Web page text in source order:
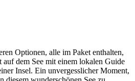
Optionen, alle im Paket enthalten,
dem See mit einem lokalen Guide
Insel. Ein unvergesslicher Moment,